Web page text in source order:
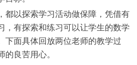
都以探索学习活动做保障，凭借有
，有探索和练习可以让学生的数学
下面具体回放两位老师的教学过
良苦用心。